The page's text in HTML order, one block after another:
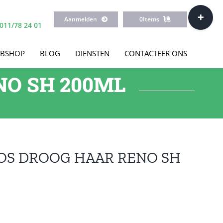
011/78 24 01
Aanmelden 0Items
BLOG DIENSTEN CONTACTEER ONS
SH 200ML
DROOG HAAR RENO SH
Toggle
Sliding